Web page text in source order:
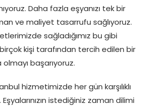
Daha fazla eşyanızı tek bir
ve maliyet tasarrufu sağlıyoruz.
sağladığımız bu gibi
kişi tarafından tercih edilen bir
olmayı başarıyoruz.
hizmetimizde her gün karşılıklı
istediğiniz zaman dilimi